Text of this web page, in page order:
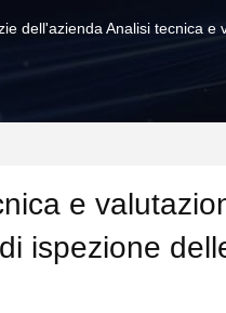
dell'azienda Analisi tecnica
e
ispezione